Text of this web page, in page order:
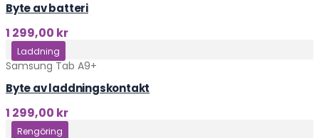
Byte av batteri
1 299,00 kr
Klicka här
Laddning
Samsung Tab A9+
Byte av laddningskontakt
1 299,00 kr
Klicka här
Rengöring